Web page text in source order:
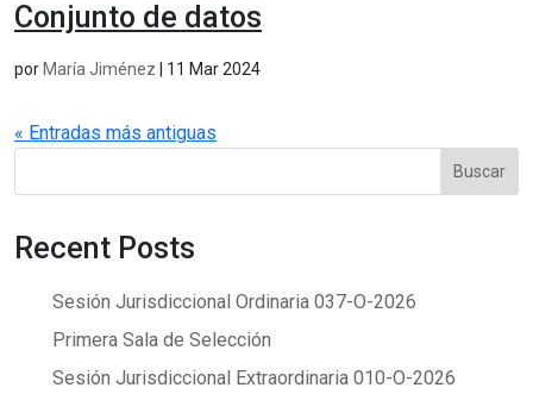
Conjunto de datos
por María Jiménez 11 Mar 2024
« Entradas más antiguas
Buscar
Recent Posts
Sesión Jurisdiccional Ordinaria 037-O-2026
Primera Sala de Selección
Sesión Jurisdiccional Extraordinaria 010-O-2026